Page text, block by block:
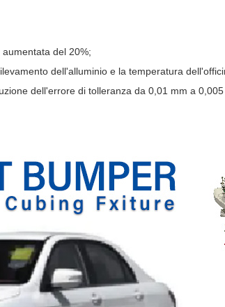
del 20%;
dell'alluminio e la temperatura
dell'errore di tolleranza da 0,01 mm a